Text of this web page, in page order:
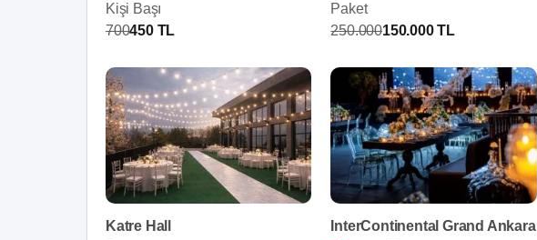
Kişi Başı
700450 TL
Paket
250.000150.000 TL
Katre Hall InterContinental Grand Ankara